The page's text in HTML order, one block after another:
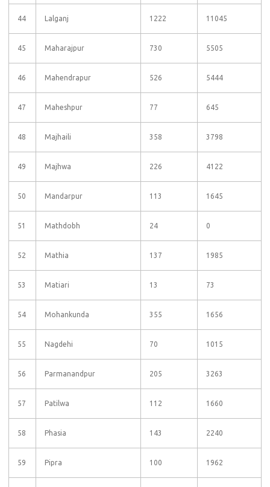
44 Lalganj 1222 11045
45 Maharajpur 730 5505
46 Mahendrapur 526 5444
47 Maheshpur 77 645
48 Majhaili 358 3798
49 Majhwa 226 4122
50 Mandarpur 113 1645
51 Mathdobh 24 0
52 Mathia 137 1985
53 Matiari 13 73
54 Mohankunda 355 1656
55 Nagdehi 70 1015
56 Parmanandpur 205 3263
57 Patilwa 112 1660
58 Phasia 143 2240
59 Pipra 100 1962